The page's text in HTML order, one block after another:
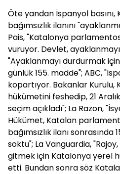
Öte yandan İspanyol
bağımsızlık ilanını
Pais, "Katalonya
vuruyor. Devlet,
"Ayaklanmayı durdurmak
günlük 155. madde"; ABC,
kopartıyor. Bakanlar Kurulu,
hükümetini feshedip, 21
seçim açıkladı"; La Razon,
Hükümet, Katalan
bağımsızlık ilanı
soktu"; La Vanguardia,
gitmek için Katalonya yerel
etti. Bundan sonra söz